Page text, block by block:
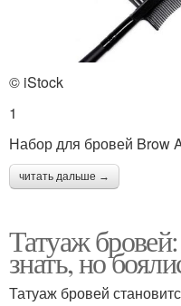
© iStock
1
Набор для бровей Brow
читать дальше →
Татуаж
знать, но
Татуаж бровей